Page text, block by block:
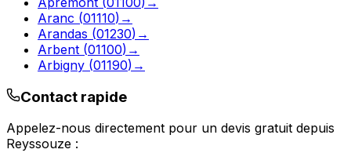
Aranc (01110) →
Arandas (01230) →
Arbent (01100) →
Arbigny (01190) →
Contact rapide
Appelez-nous directement pour un devis gratuit depuis
Reyssouze :